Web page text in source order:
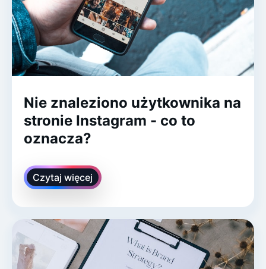
Nie znaleziono użytkownika na
stronie Instagram - co to
oznacza?
Czytaj więcej